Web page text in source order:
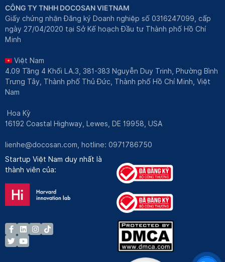
CÔNG TY TNHH DOCOSAN VIETNAM
Giấy chứng nhận Đăng ký Doanh nghiệp số 0316247099, cấp
ngày 27/04/2020 tại Sở Kế hoạch Đầu tư Thành phố Hồ Chí
Minh
Việt Nam
4.09 Tầng 4 Khối LA.3, 381-383 Nguyễn Duy Trinh, Phường Bình
Trưng Tây, Thành phố Thủ Đức, Thành phố Hồ Chí Minh, Việt
Nam
Hoa Kỳ
16192 Coastal Highway, Lewes, DE 19958, USA
lienhe@docosan.com , hotline: 0971786750
Startup Việt Nam duy nhất là
thành viên của: